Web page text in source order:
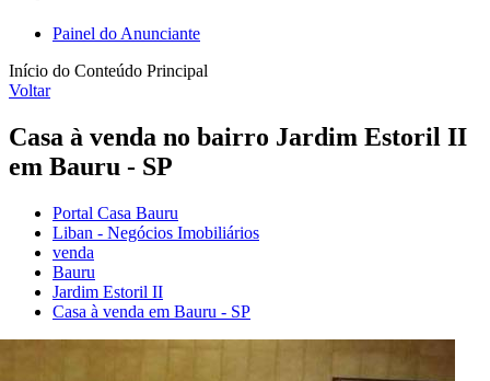
Painel do Anunciante
Início do Conteúdo Principal
Voltar
Casa à venda no bairro Jardim Estoril II
em Bauru - SP
Portal Casa Bauru
Liban - Negócios Imobiliários
venda
Bauru
Jardim Estoril II
Casa à venda em Bauru - SP